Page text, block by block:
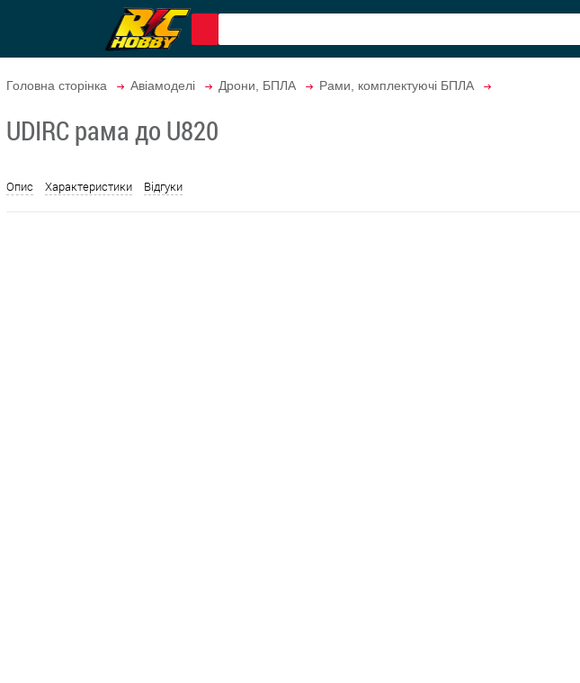
Головна сторінка Авіамоделі Дрони, БПЛА Рами, комплектуючі БПЛА
UDIRC рама до U820
Опис Характеристики Відгуки